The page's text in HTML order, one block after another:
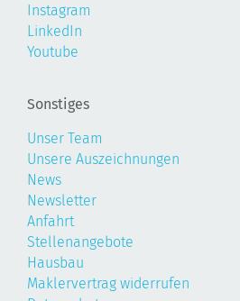
Instagram
LinkedIn
Youtube
Sonstiges
Unser Team
Unsere Auszeichnungen
News
Newsletter
Anfahrt
Stellenangebote
Hausbau
Maklervertrag widerrufen